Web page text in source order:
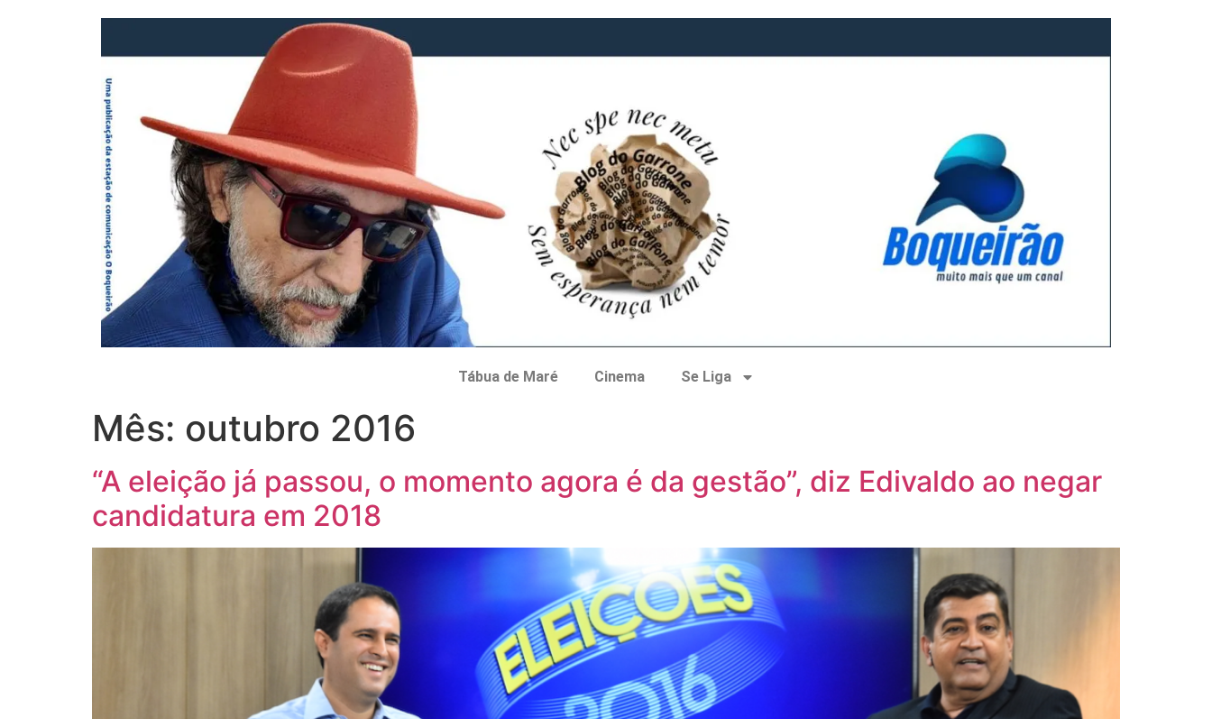
Tábua de Maré Cinema Se Liga
Mês: outubro 2016
“A eleição já passou, o momento agora é da gestão”, diz Edivaldo ao negar
candidatura em 2018